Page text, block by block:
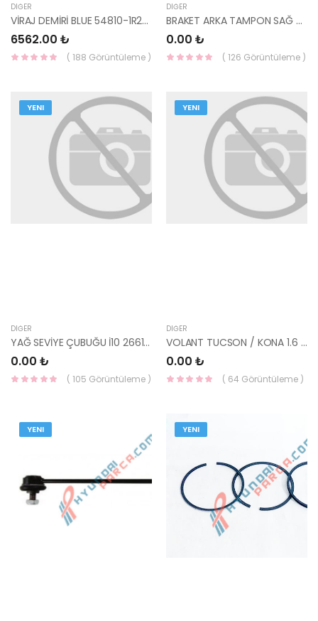
DIĞER
VİRAJ DEMİRİ BLUE 54810-1R200-HMC
6562.00 ₺
( 188 Görüntüleme )
DIĞER
BRAKET ARKA TAMPON SAĞ 86614-J9BA0-HMC
0.00 ₺
( 126 Görüntüleme )
YENI
DIĞER
YAĞ SEVİYE ÇUBUĞU İ10 26611-02571-HMC
0.00 ₺
( 105 Görüntüleme )
YENI
DIĞER
VOLANT TUCSON / KONA 1.6 CRDİ 7 İLERİ 23200-2U300-HMC
0.00 ₺
( 64 Görüntüleme )
YENI YENI